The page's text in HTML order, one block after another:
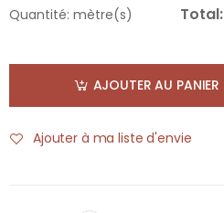
Quantité: mètre(s) Total:
AJOUTER AU PANIER
Ajouter à ma liste d'envie